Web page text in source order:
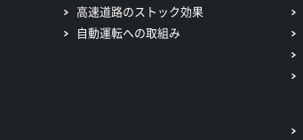
高速道路のストック効果
自動運転への取組み